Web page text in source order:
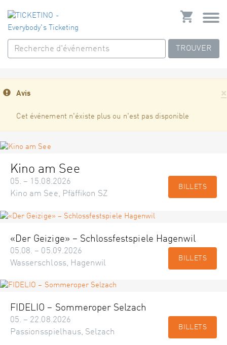
TROUVER
×
Avis
Cet événement n'éxiste plus ou n'est pas disponible
Kino am See
05. – 15.08.2026
Kino am See, Pfäffikon SZ
BILLETS
«Der Geizige» – Schlossfestspiele Hagenwil
05.08. – 05.09.2026
Wasserschloss, Hagenwil
BILLETS
FIDELIO – Sommeroper Selzach
05. – 22.08.2026
Passionsspielhaus, Selzach
BILLETS